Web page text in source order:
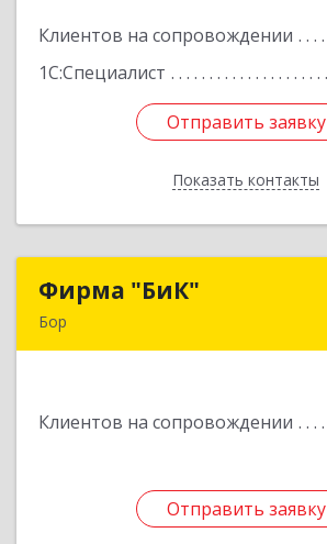
Клиентов на сопровождении
1С:Специалист
Отправить заявку
Показать контакты
Отправить заявку
Назад
Фирма "БиК"
Бор
Клиентов на сопровождении
Отправить заявку
Отправить заявку